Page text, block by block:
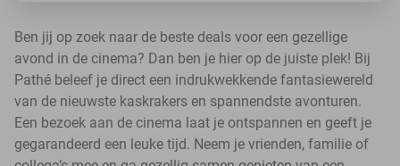
Ben jij op zoek naar de beste deals voor een gezellige
avond in de cinema? Dan ben je hier op de juiste plek! Bij
Pathé beleef je direct een indrukwekkende fantasiewereld
van de nieuwste kaskrakers en spannendste avonturen.
Een bezoek aan de cinema laat je ontspannen en geeft je
gegarandeerd een leuke tijd. Neem je vrienden, familie of